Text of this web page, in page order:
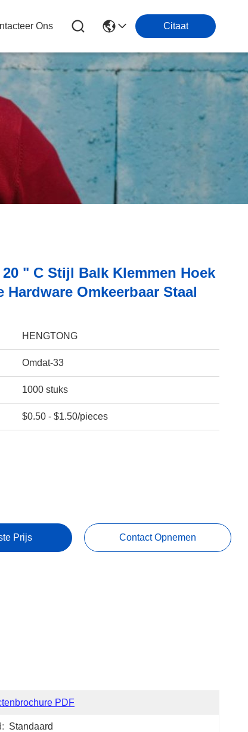
Ons Citaat
20 " C Stijl Balk Klemmen Hoek
Hardware Omkeerbaar Staal
HENGTONG
Omdat-33
1000 stuks
$0.50 - $1.50/pieces
Prijs Contact Opnemen
PDF
Standaard